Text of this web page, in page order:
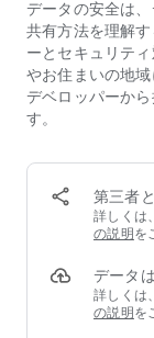
• リミッターとコ
• バランス
• 可能な限り最高
Poweramp DVC
プリごとに対応）
• ほとんどの他社
る必要があります
• Advanced
リでイコライゼ
ユーザーインタ
• Powerampベ
データの安全は
共有方法を理解
ーとセキュリテ
やお住まいの地
デベロッパーか
す。
第三者
詳しくは、
の説明 を
データ
詳しくは、
の説明 を